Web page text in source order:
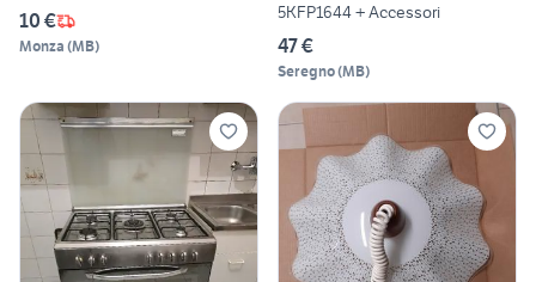
10 €
Monza (MB)
5KFP1644 + Accessori
47 €
Seregno(MB)